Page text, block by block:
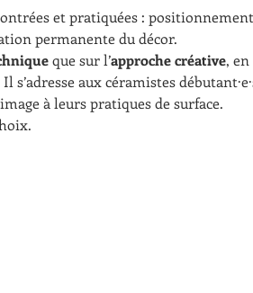
et pratiquées :
permanente du décor.
que sur l’approche créative,
aux céramistes
à leurs pratiques de surface.